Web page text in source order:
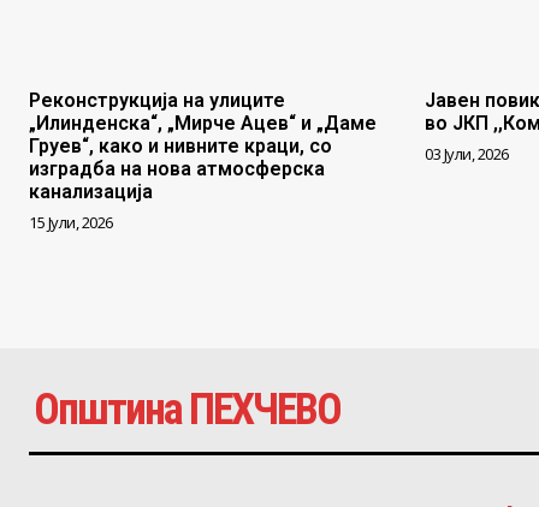
Реконструкција на улиците
„Илинденска“, „Мирче Ацев“ и „Даме
Груев“, како и нивните краци, со
изградба на нова атмосферска
канализација
15 Јули, 2026
Јавен
во ЈКП
03 Јули, 2026
Општина ПЕХЧЕВО